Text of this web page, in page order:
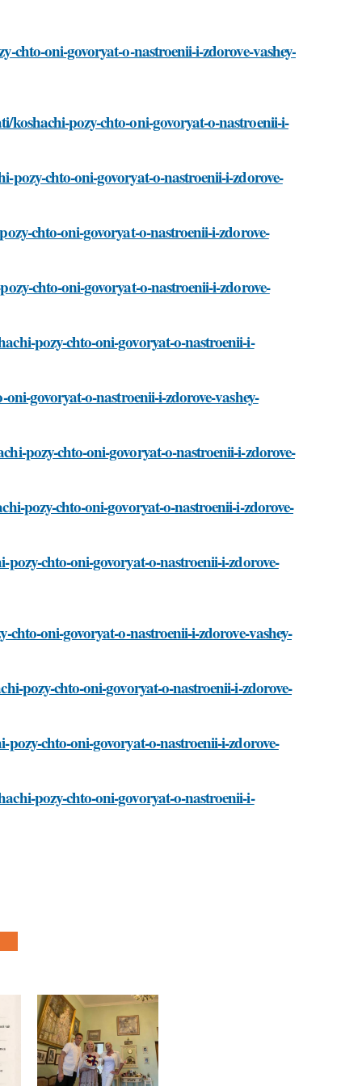
chto-oni-govoryat-o-nastroenii-i-zdorove-vashey-
pozy-chto-oni-govoryat-o-nastroenii-i-
pozy-chto-oni-govoryat-o-nastroenii-i-zdorove-
chto-oni-govoryat-o-nastroenii-i-zdorove-
chto-oni-govoryat-o-nastroenii-i-zdorove-
pozy-chto-oni-govoryat-o-nastroenii-i-
govoryat-o-nastroenii-i-zdorove-vashey-
pozy-chto-oni-govoryat-o-nastroenii-i-zdorove-
pozy-chto-oni-govoryat-o-nastroenii-i-zdorove-
chto-oni-govoryat-o-nastroenii-i-zdorove-
oni-govoryat-o-nastroenii-i-zdorove-vashey-
pozy-chto-oni-govoryat-o-nastroenii-i-zdorove-
chto-oni-govoryat-o-nastroenii-i-zdorove-
pozy-chto-oni-govoryat-o-nastroenii-i-